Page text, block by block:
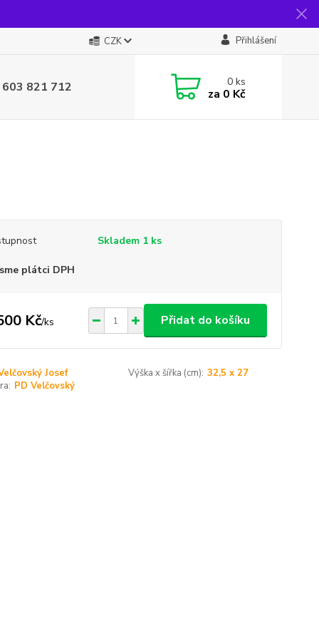
CZK Přihlášení
821 712 0ks
za 0 Kč
Skladem 1 ks
plátci DPH
Kč/ks Přidat do košíku
Josef Výška x šířka (cm): 32,5 x 27
PD Velčovský